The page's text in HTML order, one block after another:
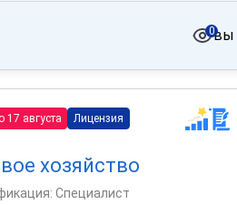
вы
0
17 августа Лицензия
хозяйство
Специалист